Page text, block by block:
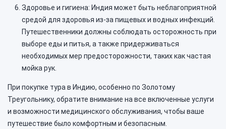
Здоровье и гигиена: Индия может быть неблагоприятной
средой для здоровья из-за пищевых и водных инфекций.
Путешественники должны соблюдать осторожность при
выборе еды и питья, а также придерживаться
необходимых мер предосторожности, таких как частая
мойка рук.
При покупке тура в Индию, особенно по Золотому
Треугольнику, обратите внимание на все включенные услуги
и возможности медицинского обслуживания, чтобы ваше
путешествие было комфортным и безопасным.